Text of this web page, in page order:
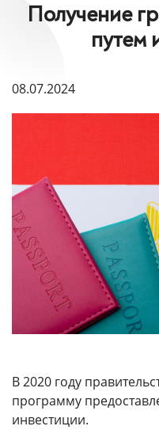
Получение
путем
08.07.2024
В 2020 году
программу
инвестиции.